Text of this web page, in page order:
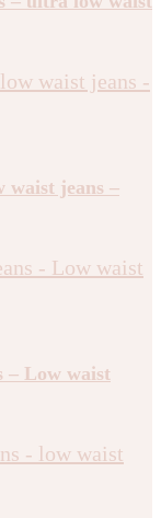
waist jeans –
– Low waist